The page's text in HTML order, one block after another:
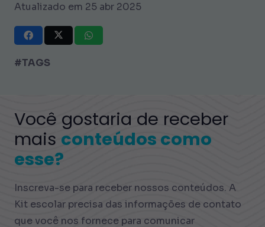
Atualizado em 25 abr 2025
#TAGS
Você gostaria de receber
mais conteúdos como
esse?
Inscreva-se para receber nossos conteúdos. A
Kit escolar precisa das informações de contato
que você nos fornece para comunicar